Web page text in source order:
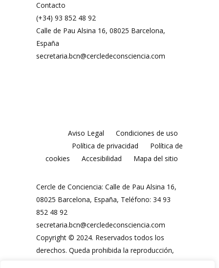
Contacto
(+34) 93 852 48 92
Calle de Pau Alsina 16, 08025 Barcelona,
España
secretaria.bcn@cercledeconsciencia.com
Aviso Legal
Condiciones de uso
Política de privacidad
Política de
cookies
Accesibilidad Mapa del sitio
Cercle de Conciencia: Calle de Pau Alsina 16,
08025 Barcelona, España, Teléfono: 34 93
852 48 92
secretaria.bcn@cercledeconsciencia.com
Copyright © 2024. Reservados todos los
derechos. Queda prohibida la reproducción,